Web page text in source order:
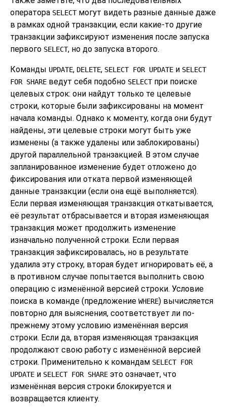
оператора SELECTмогут видеть разные данные даже
в рамках одной транзакции, если какие-то другие
транзакции зафиксируют изменения после запуска
первого SELECT, но до запуска второго.
Команды UPDATE, DELETE, SELECT FOR UPDATE и SELECT
FOR SHARE ведут себя подобно SELECTпри поиске
целевых строк: они найдут только те целевые
строки, которые были зафиксированы на момент
начала команды. Однако к моменту, когда они будут
найдены, эти целевые строки могут быть уже
изменены (а также удалены или заблокированы)
другой параллельной транзакцией. В этом случае
запланированное изменение будет отложено до
фиксирования или отката первой изменяющей
данные транзакции (если она ещё выполняется).
Если первая изменяющая транзакция откатывается,
её результат отбрасывается и вторая изменяющая
транзакция может продолжить изменение
изначально полученной строки. Если первая
транзакция зафиксировалась, но в результате
удалила эту строку, вторая будет игнорировать её, а
в противном случае попытается выполнить свою
операцию с изменённой версией строки. Условие
поиска в команде (предложение WHERE) вычисляется
повторно для выяснения, соответствует ли по-
прежнему этому условию изменённая версия
строки. Если да, вторая изменяющая транзакция
продолжают свою работу с изменённой версией
строки. Применительно к командам SELECT FOR
UPDATE и SELECT FOR SHARE это означает, что
изменённая версия строки блокируется и
возвращается клиенту.